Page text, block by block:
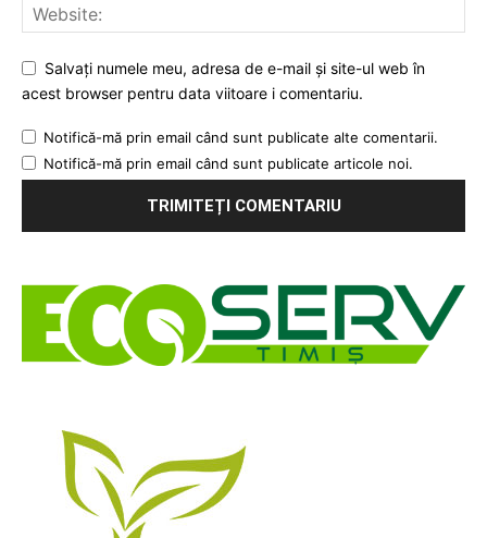
Salvați numele meu, adresa de e-mail și site-ul web în
acest browser pentru data viitoare i comentariu.
Notifică-mă prin email când sunt publicate alte comentarii.
Notifică-mă prin email când sunt publicate articole noi.